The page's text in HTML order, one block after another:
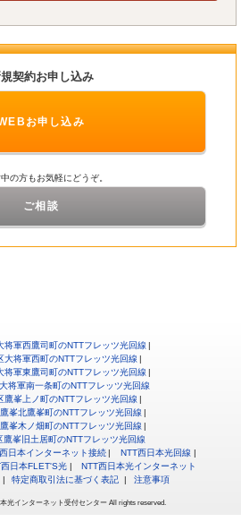
契約お申し込み
お申し込み
の方もお気軽にどうぞ。
ご相談
将軍西鷹司町のNTTフレッツ光回線
大将軍西町のNTTフレッツ光回線
将軍東鷹司町のNTTフレッツ光回線
将軍南一条町のNTTフレッツ光回線
鷹峯上ノ町のNTTフレッツ光回線
峯北鷹峯町のNTTフレッツ光回線
峯木ノ畑町のNTTフレッツ光回線
鷹峯旧土居町のNTTフレッツ光回線
日本インターネット接続
NTT西日本光回線
日本FLET'S光
NTT西日本光インターネット
特定商取引法に基づく表記 注意事項
光インターネット受付センター All rights reserved.